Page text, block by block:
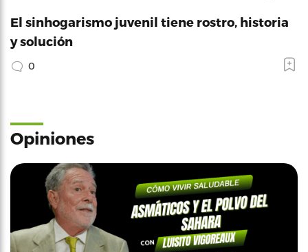
El sinhogarismo juvenil tiene rostro, historia
y solución
0
Opiniones